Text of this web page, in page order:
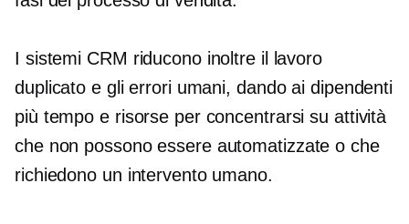
I sistemi CRM riducono inoltre il lavoro
duplicato e gli errori umani, dando ai dipendenti
più tempo e risorse per concentrarsi su attività
che non possono essere automatizzate o che
richiedono un intervento umano.